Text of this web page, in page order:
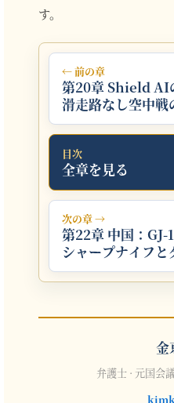
す。
← 前の章
第20章 Shield AI
滑走路なし空中戦
ー
目次
全章を見る
次の章 →
第22章 中国：GJ-
シャープナイフと
20編隊作戦
金
弁護士 · 元国会